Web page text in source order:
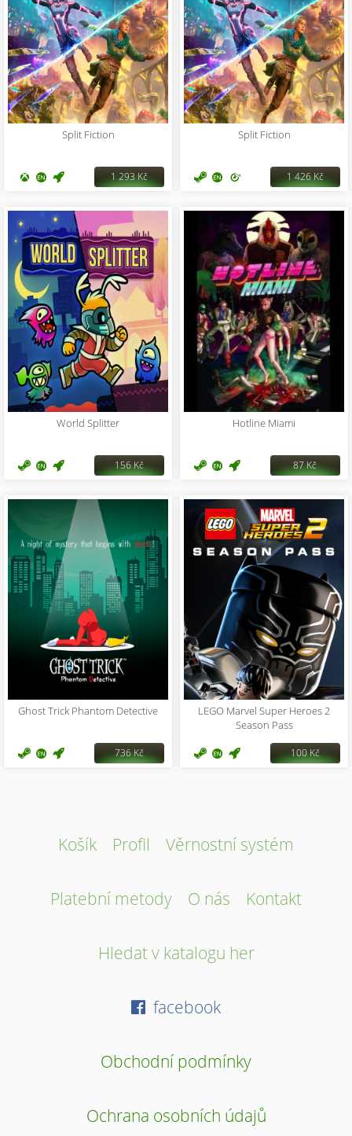
Split Fiction
1 293 Kč
Split Fiction
1 426 Kč
World Splitter
156 Kč
Hotline Miami
87 Kč
Ghost Trick Phantom Detective
736 Kč
LEGO Marvel Super Heroes 2
Season Pass
100 Kč
Košík Profil Věrnostní systém
Platební metody O nás Kontakt
Hledat v katalogu her
facebook
Obchodní podmínky
Ochrana osobních údajů